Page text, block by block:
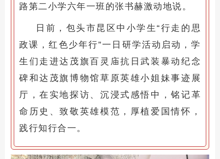
路第二小学六年一班的张书赫激动地说。
日前，包头市昆区中小学生“行走的思
政课，红色少年行”一日研学活动启动，学
生们走进达茂旗百灵庙抗日武装暴动纪念
碑和达茂旗博物馆草原英雄小姐妹事迹展
厅，在实地探访、沉浸式感悟中，铭记革
命历史、致敬英雄模范，厚植爱国情怀，
践行知行合一。